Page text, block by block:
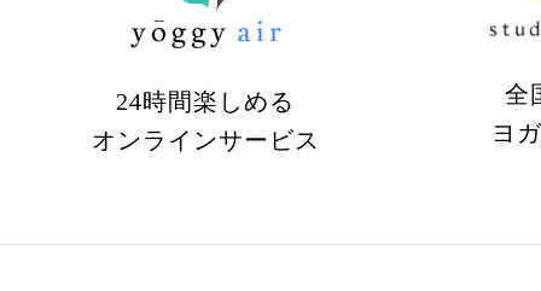
24時間楽しめる
オンラインサービス
全
ヨ